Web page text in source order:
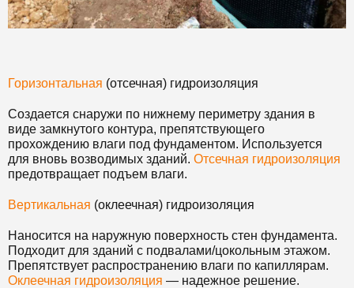
Горизонтальная (отсечная) гидроизоляция
Создается снаружи по нижнему периметру здания в
виде замкнутого контура, препятствующего
прохождению влаги под фундаментом. Используется
для вновь возводимых зданий. Отсечная гидроизоляция
предотвращает подъем влаги.
Вертикальная (оклеечная) гидроизоляция
Наносится на наружную поверхность стен фундамента.
Подходит для зданий с подвалами/цокольным этажом.
Препятствует распространению влаги по капиллярам.
Оклеечная гидроизоляция — надежное решение.